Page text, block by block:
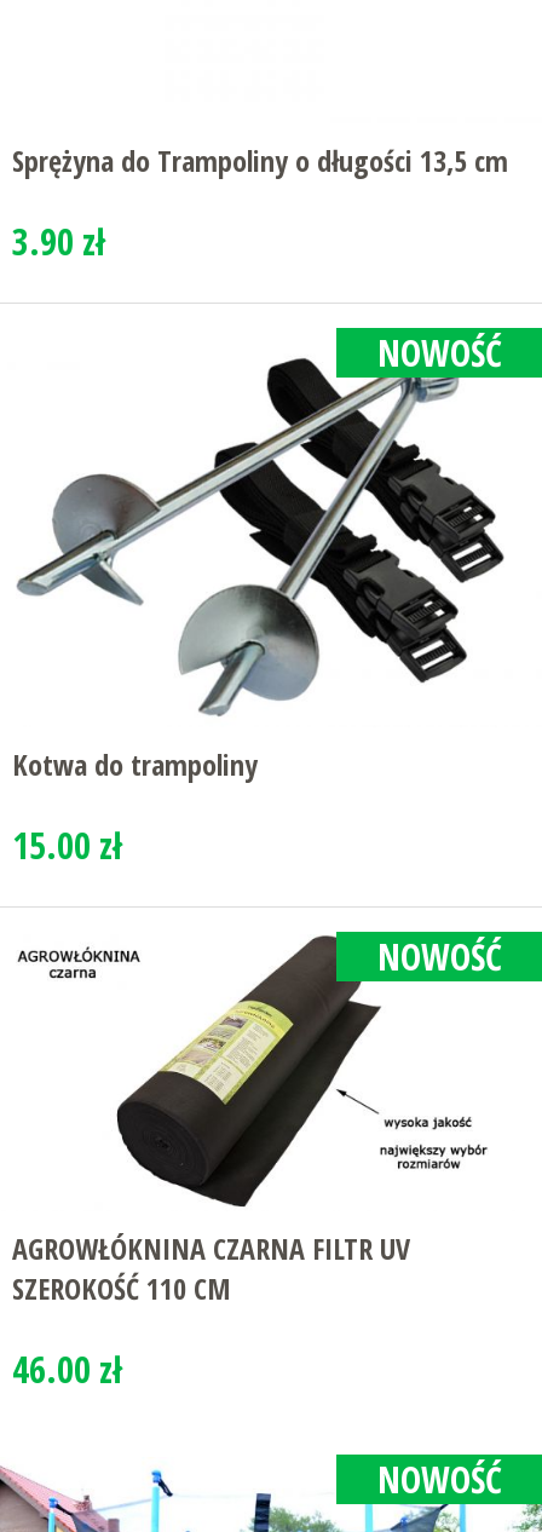
Sprężyna do Trampoliny o długości 13,5 cm
3.90 zł
NOWOŚĆ
Kotwa do trampoliny
15.00 zł
NOWOŚĆ
AGROWŁÓKNINA CZARNA FILTR UV
SZEROKOŚĆ 110 CM
46.00 zł
NOWOŚĆ